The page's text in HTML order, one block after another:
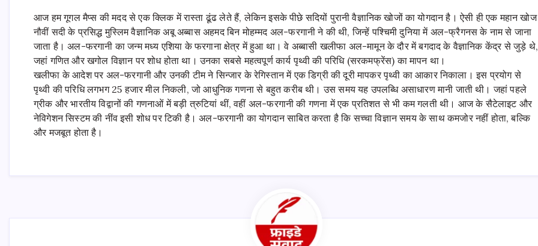
आज हम गूगल मैप्स की मदद से एक क्लिक में रास्ता ढूंढ लेते हैं, लेकिन इसके पीछे सदियों पुरानी वैज्ञानिक खोजों का योगदान है। ऐसी ही एक महान खोज
नौवीं सदी के प्रसिद्ध मुस्लिम वैज्ञानिक अबू अब्बास अहमद बिन मोहम्मद अल-फरगानी ने की थी, जिन्हें पश्चिमी दुनिया में अल-फ्रैगनस के नाम से जाना
जाता है। अल-फरगानी का जन्म मध्य एशिया के फरगाना क्षेत्र में हुआ था। वे अब्बासी खलीफा अल-मामून के दौर में बगदाद के वैज्ञानिक केंद्र से जुड़े थे,
जहां गणित और खगोल विज्ञान पर शोध होता था। उनका सबसे महत्वपूर्ण कार्य पृथ्वी की परिधि (सरकमफ्रेंस) का मापन था।
खलीफा के आदेश पर अल-फरगानी और उनकी टीम ने सिन्जार के रेगिस्तान में एक डिग्री की दूरी मापकर पृथ्वी का आकार निकाला। इस प्रयोग से
पृथ्वी की परिधि लगभग 25 हजार मील निकली, जो आधुनिक गणना से बहुत करीब थी। उस समय यह उपलब्धि असाधारण मानी जाती थी। जहां पहले
ग्रीक और भारतीय विद्वानों की गणनाओं में बड़ी त्रुटियां थीं, वहीं अल-फरगानी की गणना में एक प्रतिशत से भी कम गलती थी। आज के सैटेलाइट और
नेविगेशन सिस्टम की नींव इसी शोध पर टिकी है। अल-फरगानी का योगदान साबित करता है कि सच्चा विज्ञान समय के साथ कमजोर नहीं होता, बल्कि
और मजबूत होता है।